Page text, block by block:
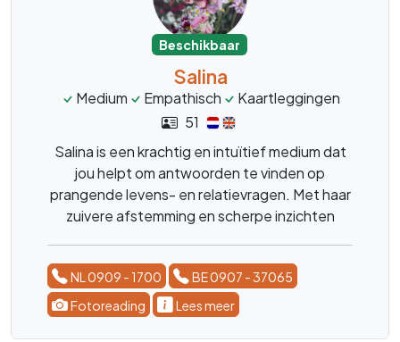
Beschikbaar
Salina
Medium Empathisch
Kaartleggingen
51
Salina is een krachtig en intuïtief medium dat
jou helpt om antwoorden te vinden op
prangende levens- en relatievragen. Met haar
zuivere afstemming en scherpe inzichten
situaties. Ervaar de rust van een verhelderend
consult en herpak jouw eigen regie.
NL 0909 - 1700
BE 0907 - 37065
Fotoreading
Lees meer